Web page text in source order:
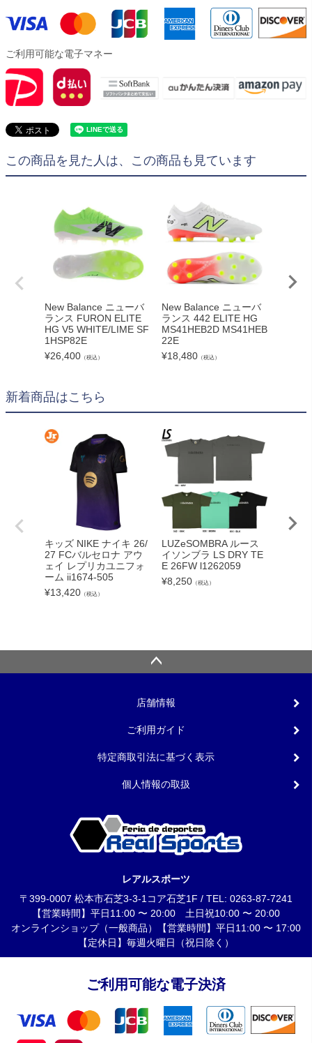
ご利用可能な電子マネー
この商品を見た人は、この商品も見ています
New Balance ニューバ
ランス FURON ELITE
HG V5 WHITE/LIME SF
1HSP82E
¥26,400 （税込）
New Balance ニューバ
ランス 442 ELITE HG
MS41HEB2D MS41HEB
22E
¥18,480 （税込）
新着商品はこちら
キッズ NIKE ナイキ 26/
27 FCバルセロナ アウ
ェイ レプリカユニフォ
ーム ii1674-505
¥13,420 （税込）
LUZeSOMBRA ルース
イソンブラ LS DRY TE
E 26FW l1262059
¥8,250 （税込）
店舗情報
ご利用ガイド
特定商取引法に基づく表示
個人情報の取扱
レアルスポーツ
〒399-0007 松本市石芝3-3-1コア石芝1F / TEL: 0263-87-7241
【営業時間】平日11:00 〜 20:00 土日祝10:00 〜 20:00
オンラインショップ（一般商品）【営業時間】平日11:00 〜 17:00
【定休日】毎週火曜日（祝日除く）
ご利用可能な電子決済